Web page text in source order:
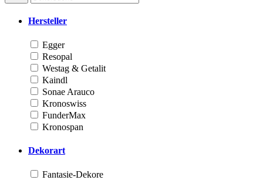
Hersteller
Egger
Resopal
Westag & Getalit
Kaindl
Sonae Arauco
Kronoswiss
FunderMax
Kronospan
Dekorart
Fantasie-Dekore